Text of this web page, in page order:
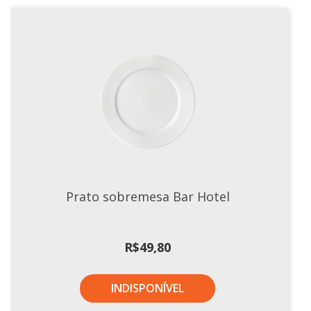
Prato sobremesa Bar Hotel
R$49,80
INDISPONÍVEL